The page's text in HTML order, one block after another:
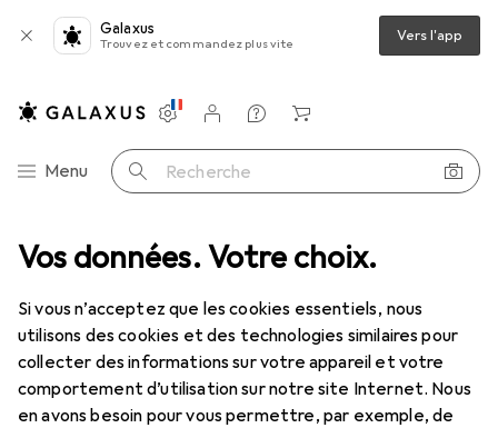
Vos données. Votre choix.
Si vous n’acceptez que les cookies essentiels, nous
utilisons des cookies et des technologies similaires pour
collecter des informations sur votre appareil et votre
comportement d’utilisation sur notre site Internet. Nous
en avons besoin pour vous permettre, par exemple, de
Galaxus
Trouvez et commandez plus vite Vers l'app
Navigation par catégorie
Menu Recherche
Paramètres
Compte client
Listes de comparaison
Listes d'envies
Panier
Tout l'assortiment Intérieur Meubles Plateau de table
Plateau de table
ProduitsForum